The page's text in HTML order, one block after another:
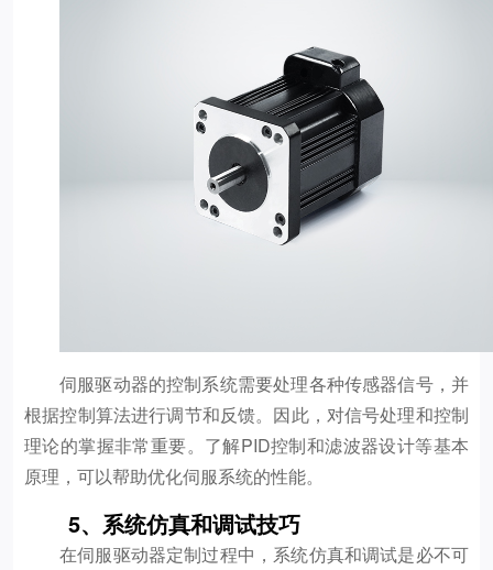
伺服驱动器的控制系统需要处理各种传感器信号，并
根据控制算法进行调节和反馈。因此，对信号处理和控制
理论的掌握非常重要。了解PID控制和滤波器设计等基本
原理，可以帮助优化伺服系统的性能。
5、系统仿真和调试技巧
在伺服驱动器定制过程中，系统仿真和调试是必不可